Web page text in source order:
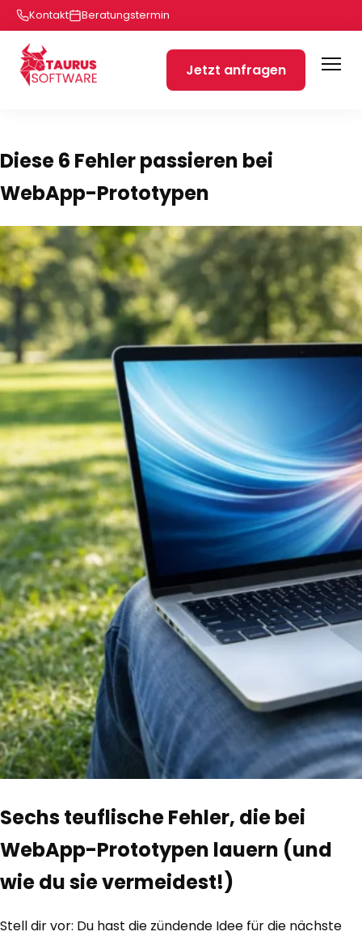
Kontakt Beratungstermin
Jetzt anfragen
Diese 6 Fehler passieren bei
WebApp-Prototypen
Sechs teuflische Fehler, die bei
WebApp-Prototypen lauern (und
wie du sie vermeidest!)
Stell dir vor: Du hast die zündende Idee für die nächste